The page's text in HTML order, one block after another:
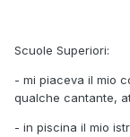
Scuole Superiori:
- mi piaceva il mio
qualche cantante,
- in piscina il mio